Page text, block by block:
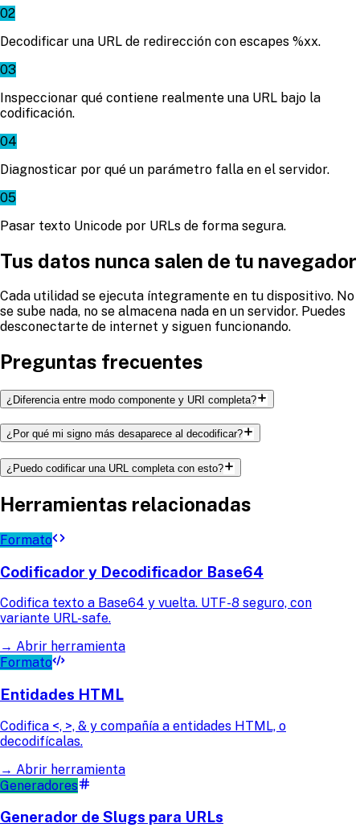
02
Decodificar una URL de redirección con escapes %xx.
03
Inspeccionar qué contiene realmente una URL bajo la
codificación.
04
Diagnosticar por qué un parámetro falla en el servidor.
05
Pasar texto Unicode por URLs de forma segura.
Tus datos nunca salen de tu navegador
Cada utilidad se ejecuta íntegramente en tu dispositivo. No
se sube nada, no se almacena nada en un servidor. Puedes
desconectarte de internet y siguen funcionando.
Preguntas frecuentes
¿Diferencia entre modo componente y URI completa?
¿Por qué mi signo más desaparece al decodificar?
¿Puedo codificar una URL completa con esto?
Herramientas relacionadas
Formato
Codificador y Decodificador Base64
Codifica texto a Base64 y vuelta. UTF-8 seguro, con
variante URL-safe.
→ Abrir herramienta
Formato
Entidades HTML
Codifica <, >, & y compañía a entidades HTML, o
decodifícalas.
→ Abrir herramienta
Generadores
Generador de Slugs para URLs